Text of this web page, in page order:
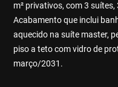
m² privativos, com 3
Acabamento que inclui
aquecido na suíte master,
piso a teto com vidro de
março/2031.